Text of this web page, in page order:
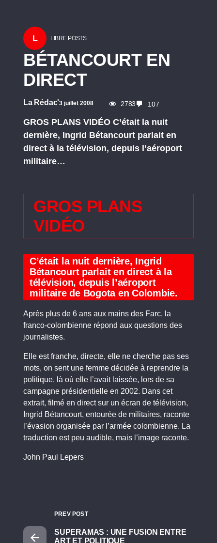
L LIBRE POSTS
BÉTANCOURT EN
DIRECT
La Rédac'3 juillet 2008 2783 107
GROS PLANS VIDÉO C’était la nuit
dernière, Ingrid Bétancourt parlait en
direct à la télévision, depuis l’aéroport
militaire…
GROS PLANS
VIDÉO
C’était la nuit dernière, Ingrid
Bétancourt parlait en direct à la
télévision, depuis l’aéroport
militaire de Bogota en Colombie.
Après plus de 6 ans aux mains des Farc, la
franco-colombienne répond aux questions des
journalistes.
Elle est franche, directe, elle ne cherche pas ses
mots, on sent une femme décidée à reprendre la
politique, là où elle l’avait laissée, lors de sa
campagne présidentielle en 2002. Dans cet
extrait, filmé en direct sur un écran de télévision,
Ingrid Bétancourt, entourée de militaires, raconte
l’évasion organisée par l’armée colombienne. La
traduction est peu audible, mais l’image raconte.
John Paul Lepers
PREV POST
SUPERAMAS : UNE FUSION ENTRE
ART ET POLITIQUE